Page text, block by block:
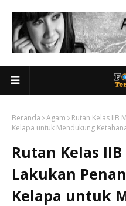
Beranda Agam
Rutan Kelas IIB
Kelapa untuk Mendukung
Rutan Kelas
Lakukan
Kelapa untuk